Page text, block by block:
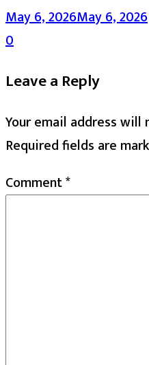
May 6, 2026May 6, 2026
0
Leave a Reply
Your email address will
Required fields are
Comment*